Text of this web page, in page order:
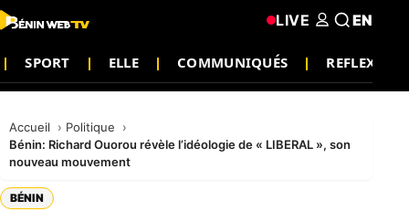
SPORT ELLE COMMUNIQUÉS REFLEXION
LIVE EN
Accueil
Politique
Bénin: Richard Ouorou révèle l’idéologie de « LIBERAL », son
nouveau mouvement
BÉNIN